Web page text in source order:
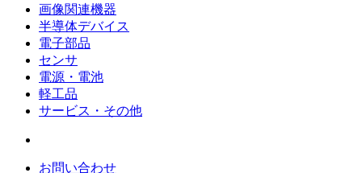
画像関連機器
半導体デバイス
電子部品
センサ
電源・電池
軽工品
サービス・その他
お問い合わせ